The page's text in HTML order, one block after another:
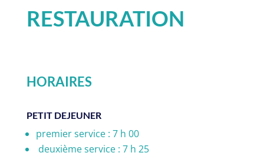
RESTAURATION
HORAIRES
PETIT DEJEUNER
premier service : 7 h 00
deuxième service : 7 h 25